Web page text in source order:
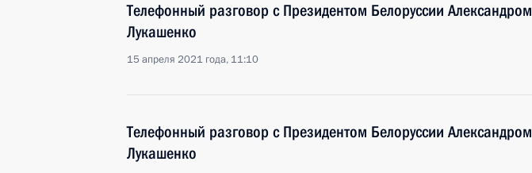
Телефонный разговор с Президентом Белоруссии Александром
Лукашенко
15 апреля 2021 года, 11:10
Телефонный разговор с Президентом Белоруссии Александром
Лукашенко